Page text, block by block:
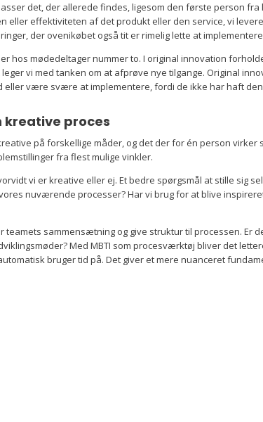
det, der allerede findes, ligesom den første person
eller effektiviteten af det produkt eller den service, vi
der ovenikøbet også tit er rimelig lette at
hos mødedeltager nummer to. I original innovation
vi med tanken om at afprøve nye tilgange. Original
eller være svære at implementere, fordi de ikke har haft
kreative proces
på forskellige måder, og det der for én person
fra flest mulige vinkler.
vi er kreative eller ej. Et bedre spørgsmål at stille sig
nuværende processer? Har vi brug for at blive
teamets sammensætning og give struktur til processen.
Med MBTI som procesværktøj bliver det
bruger tid på. Det giver et mere nuanceret